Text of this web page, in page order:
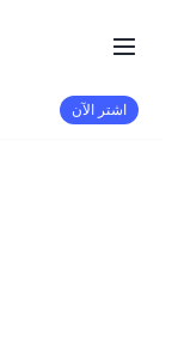
اشتر الآن